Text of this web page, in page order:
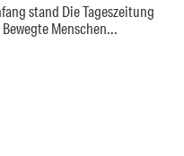
stand Die Tageszeitung
Menschen...